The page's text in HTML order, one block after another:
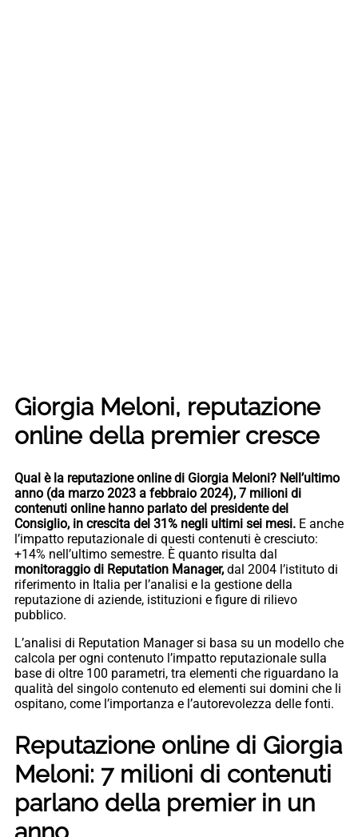
Giorgia Meloni, reputazione
online della premier cresce
Qual è la reputazione online di Giorgia Meloni? Nell’ultimo
anno (da marzo 2023 a febbraio 2024), 7 milioni di
contenuti online hanno parlato del presidente del
Consiglio, in crescita del 31% negli ultimi sei mesi. E anche
l’impatto reputazionale di questi contenuti è cresciuto:
+14% nell’ultimo semestre. È quanto risulta dal
monitoraggio di Reputation Manager, dal 2004 l’istituto di
riferimento in Italia per l’analisi e la gestione della
reputazione di aziende, istituzioni e figure di rilievo
pubblico.
L’analisi di Reputation Manager si basa su un modello che
calcola per ogni contenuto l’impatto reputazionale sulla
base di oltre 100 parametri, tra elementi che riguardano la
qualità del singolo contenuto ed elementi sui domini che li
ospitano, come l’importanza e l’autorevolezza delle fonti.
Reputazione online di Giorgia
Meloni: 7 milioni di contenuti
parlano della premier in un